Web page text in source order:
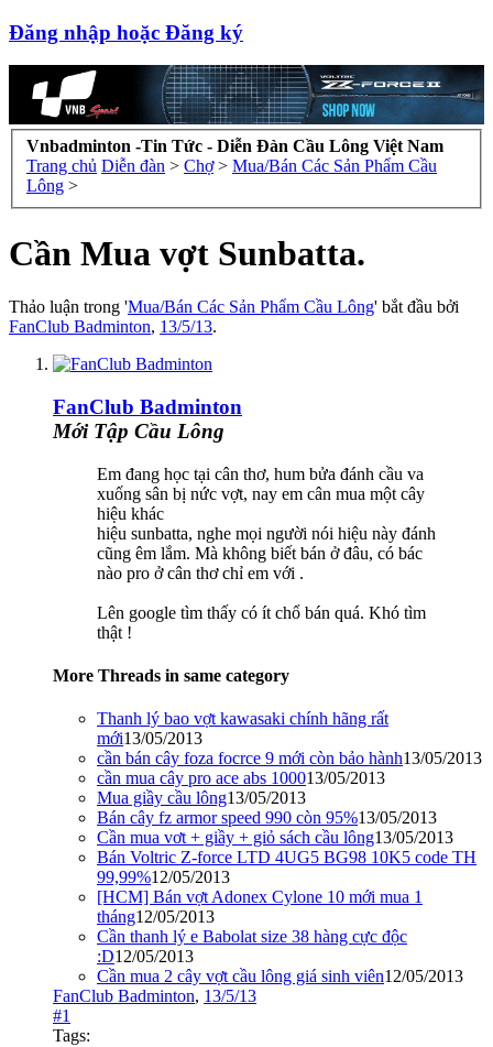
Đăng nhập hoặc Đăng ký
Vnbadminton -Tin Tức - Diễn Đàn Cầu Lông Việt Nam
Trang chủ Diễn đàn > Chợ > Mua/Bán Các Sản Phẩm Cầu
Lông >
Cần Mua vợt Sunbatta.
Thảo luận trong 'Mua/Bán Các Sản Phẩm Cầu Lông' bắt đầu bởi
FanClub Badminton, 13/5/13.
FanClub Badminton
Mới Tập Cầu Lông
Em đang học tại cân thơ, hum bửa đánh cầu va
xuống sân bị nức vợt, nay em cân mua một cây
hiệu khác
hiệu sunbatta, nghe mọi người nói hiệu này đánh
cũng êm lắm. Mà không biết bán ở đâu, có bác
nào pro ở cân thơ chỉ em với .
Lên google tìm thấy có ít chổ bán quá. Khó tìm
thật !
More Threads in same category
Thanh lý bao vợt kawasaki chính hãng rất
mới13/05/2013
cần bán cây foza focrce 9 mới còn bảo hành13/05/2013
cần mua cây pro ace abs 100013/05/2013
Mua giầy cầu lông13/05/2013
Bán cây fz armor speed 990 còn 95%13/05/2013
Cần mua vơt + giầy + giỏ sách cầu lông13/05/2013
Bán Voltric Z-force LTD 4UG5 BG98 10K5 code TH
99,99%12/05/2013
[HCM] Bán vợt Adonex Cylone 10 mới mua 1
tháng12/05/2013
Cần thanh lý e Babolat size 38 hàng cực độc
:D12/05/2013
Cần mua 2 cây vợt cầu lông giá sinh viên12/05/2013
FanClub Badminton, 13/5/13
#1
Tags: